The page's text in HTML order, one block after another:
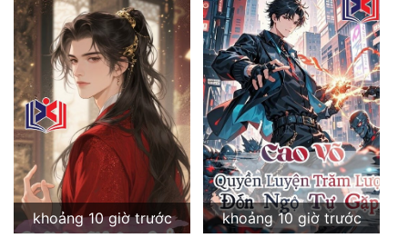
khoảng 10 giờ trước
khoảng 10 giờ trước